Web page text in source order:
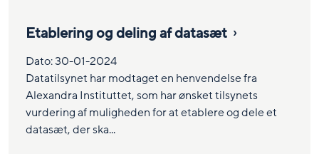
Etablering og deling af datasæt
Dato:30-01-2024
Datatilsynet har modtaget en henvendelse fra
Alexandra Instituttet, som har ønsket tilsynets
vurdering af muligheden for at etablere og dele et
datasæt, der ska...